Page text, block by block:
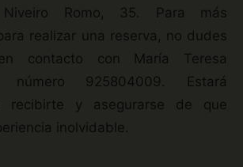
Romo, 35. Para más
realizar una reserva, no dudes
contacto con María Teresa
número 925804009. Estará
recibirte y asegurarse de que
inolvidable.